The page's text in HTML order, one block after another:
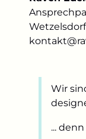
Wir
...